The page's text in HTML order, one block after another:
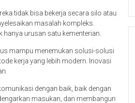
tidak bisa bekerja secara silo atau
masalah kompleks.
urusan satu kementerian.
mampu menemukan solusi-solusi
kerja yang lebih modern. Inovasi
dengan baik, baik dengan
masukan, dan membangun